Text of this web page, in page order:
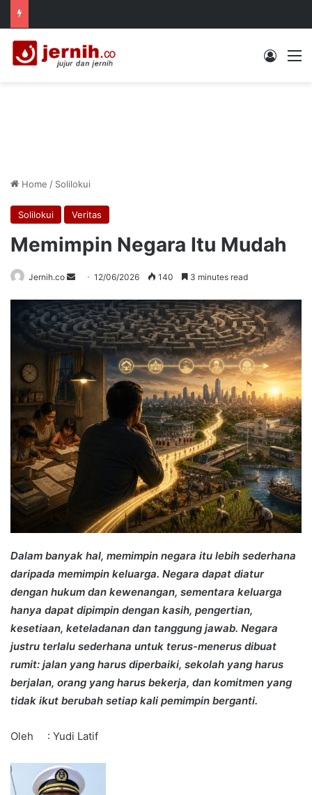
Log In
Home / Solilokui
Solilokui Veritas
Memimpin Negara Itu Mudah
Jernih.co
Send
email
12/06/2026 140 3 minutes read
Dalam banyak hal, memimpin negara itu lebih sederhana
daripada memimpin keluarga. Negara dapat diatur
dengan hukum dan kewenangan, sementara keluarga
hanya dapat dipimpin dengan kasih, pengertian,
kesetiaan, keteladanan dan tanggung jawab. Negara
justru terlalu sederhana untuk terus-menerus dibuat
rumit: jalan yang harus diperbaiki, sekolah yang harus
berjalan, orang yang harus bekerja, dan komitmen yang
tidak ikut berubah setiap kali pemimpin berganti.
Oleh : Yudi Latif